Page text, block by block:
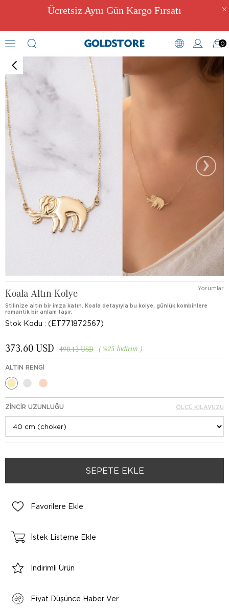
Ücretsiz Aynı Gün Kargo Fırsatı
0
›
Koala Altın Kolye Yorumlar
Stilinize altın bir imza katın. Koala detayıyla bu kolye, günlük kombinlere
romantik bir anlam taşır.
Stok Kodu (ET771872567)
%25 İndirim
498.13 USD
373.60 USD
ALTIN RENGI
ZINCIR UZUNLUĞU ÖLÇÜ KILAVUZU
Favorilere Ekle
İstek Listeme Ekle
İndirimli Ürün
Fiyat Düşünce Haber Ver